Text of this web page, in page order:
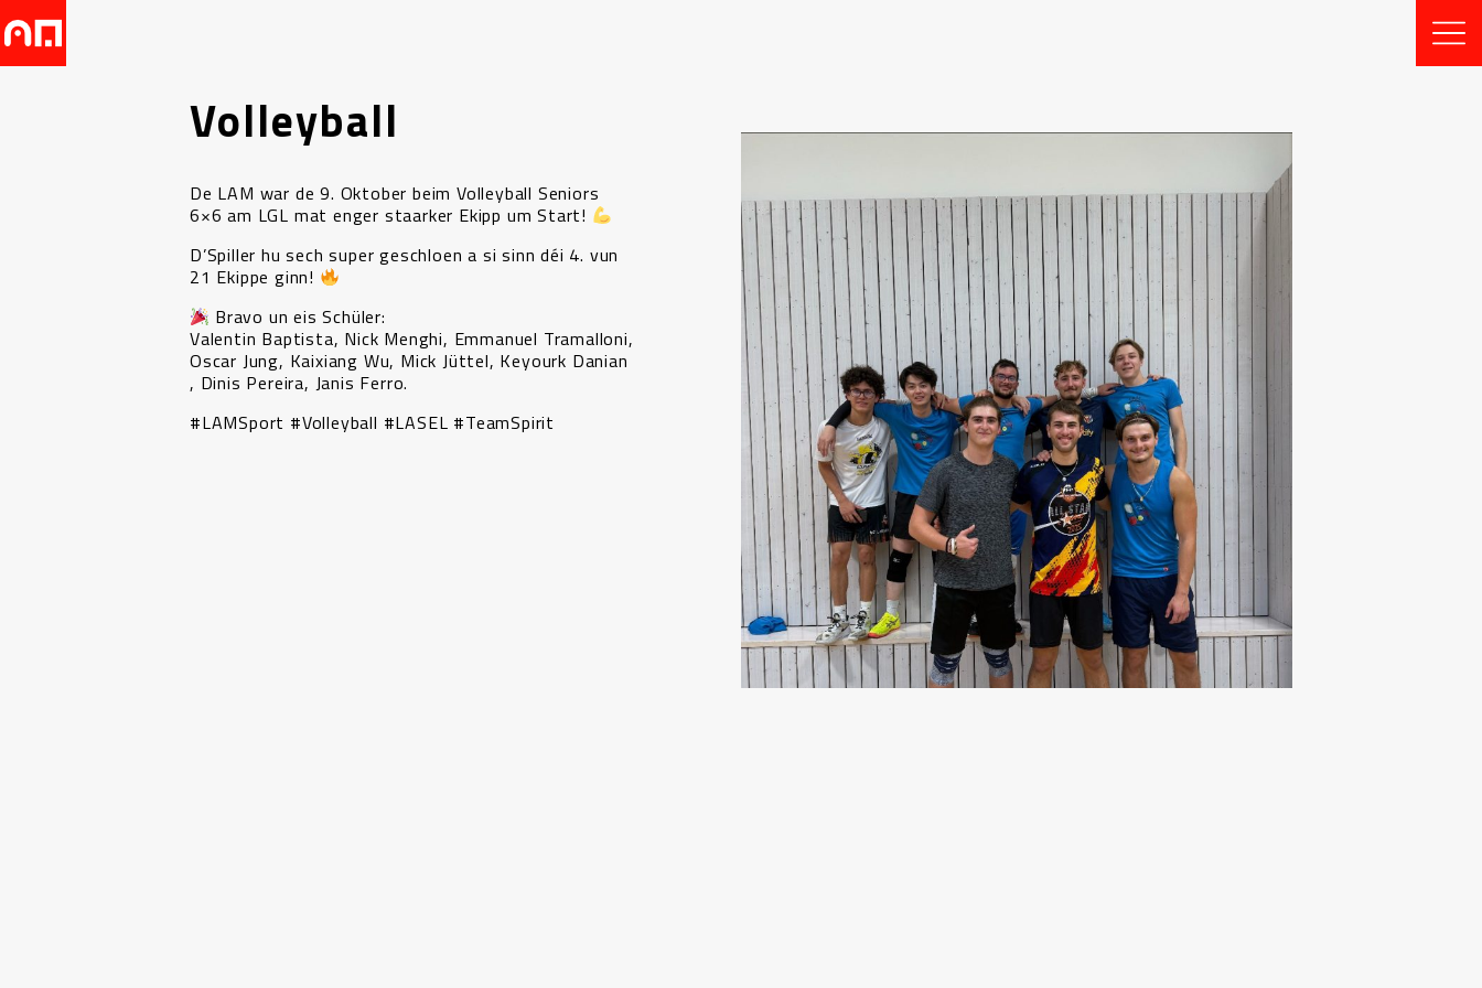
Volleyball
De LAM war de 9. Oktober beim Volleyball Seniors
6×6 am LGL mat enger staarker Ekipp um Start!
D’Spiller hu sech super geschloen a si sinn déi 4. vun
21 Ekippe ginn!
Bravo un eis Schüler:
Valentin Baptista, Nick Menghi, Emmanuel Tramalloni,
Oscar Jung, Kaixiang Wu, Mick Jüttel, Keyourk Danian
, Dinis Pereira, Janis Ferro.
#LAMSport #Volleyball #LASEL #TeamSpirit